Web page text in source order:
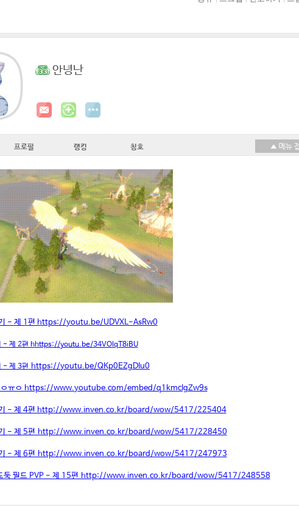
안녕난
프로필 랭킹 칭호
기 - 제 1편 https://youtu.be/UDVXL-AsRw0
- 제 2편 hhttps://youtu.be/34VOlqT8iBU
- 제 3편 https://youtu.be/QKp0EZgDIu0
ㅇㅠㅇ https://www.youtube.com/embed/q1kmcIgZw9s
기 - 제 4편 http://www.inven.co.kr/board/wow/5417/225404
기 - 제 5편 http://www.inven.co.kr/board/wow/5417/228450
기 - 제 6편 http://www.inven.co.kr/board/wow/5417/247973
도둑 필드 PVP - 제 15편 http://www.inven.co.kr/board/wow/5417/248558